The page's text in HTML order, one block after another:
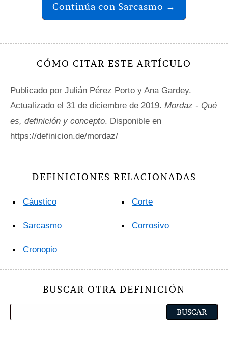
Continúa con Sarcasmo →
CÓMO CITAR ESTE ARTÍCULO
Publicado por Julián Pérez Porto y Ana Gardey.
Actualizado el 31 de diciembre de 2019. Mordaz - Qué
es, definición y concepto. Disponible en
https://definicion.de/mordaz/
DEFINICIONES RELACIONADAS
Cáustico
Sarcasmo
Cronopio
Corte
Corrosivo
BUSCAR OTRA DEFINICIÓN